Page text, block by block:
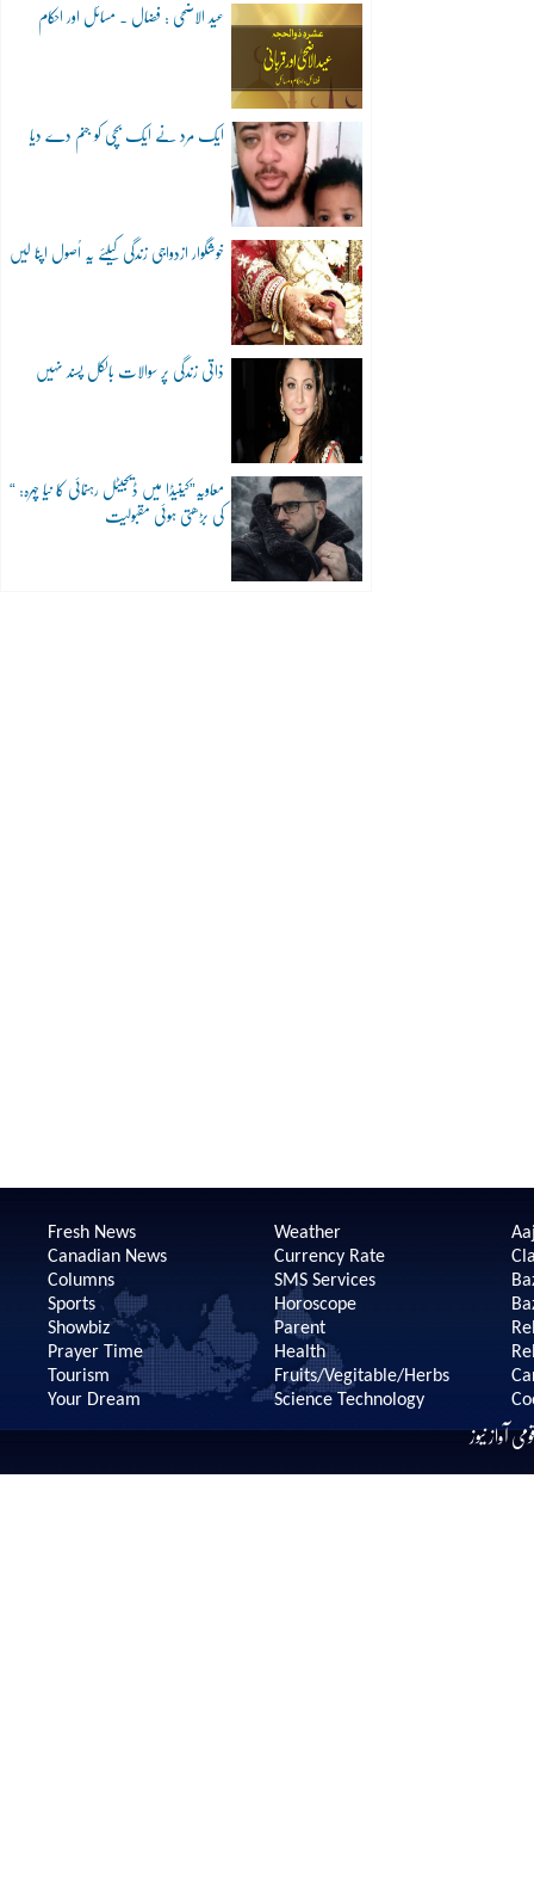
عید الاضحی : فضال ۔ مسائل اور احکام
ایک مرد نے ایک بچی کو جنم دے دیا
خوشگوار ازدواجی زندگی کیلئے یہ اُصول اپنا لیں
ذاتی زندگی پر سوالات بالکل پسند نہیں
“معاویہ”کینیڈا میں ڈیجیٹل رہنمائی کا نیا چہرہ:
کی بڑھتی ہوئی مقبولیت
Fresh News
Canadian News
Columns
Sports
Showbiz
Prayer Time
Tourism
Your Dream
Weather
Currency Rate
SMS Services
Horoscope
Parent
Health
Fruits/Vegitable/Herbs
Science Technology